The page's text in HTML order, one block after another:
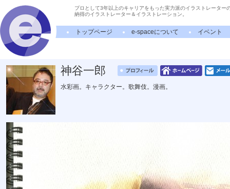
プロとして3年以上のキャリアをもった実力派のイラストレーター
納得のイラストレーター＆イラストレーション。
トップページ e-spaceについて イベント
神谷一郎
水彩画。キャラクター。歌舞伎。漫画。